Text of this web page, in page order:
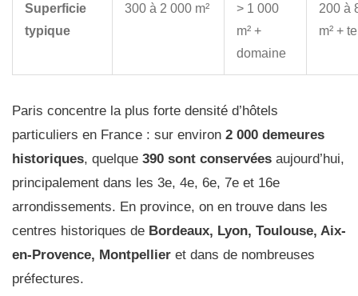
Superficie
typique
300 à 2 000 m²
> 1 000
m² +
domaine
200 à
m² +
Paris concentre la plus forte densité d’hôtels
particuliers en France : sur environ 2 000 demeures
historiques, quelque 390 sont conservées aujourd’hui,
principalement dans les 3e, 4e, 6e, 7e et 16e
arrondissements. En province, on en trouve dans les
centres historiques de Bordeaux, Lyon, Toulouse, Aix-
en-Provence, Montpellier et dans de nombreuses
préfectures.